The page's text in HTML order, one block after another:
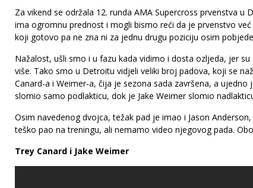
Za vikend se održala 12. runda AMA Supercross prvenstva
ima ogromnu prednost i mogli bismo reći da je prvenstvo
koji gotovo pa ne zna ni za jednu drugu poziciju osim
Nažalost, ušli smo i u fazu kada vidimo i dosta ozljeda, jer
više. Tako smo u Detroitu vidjeli veliki broj padova, koji se
Canard-a i Weimer-a, čija je sezona sada završena, a
slomio samo podlakticu, dok je Jake Weimer slomio
Osim navedenog dvojca, težak pad je imao i Jason
teško pao na treningu, ali nemamo video njegovog pada.
Trey Canard i Jake Weimer